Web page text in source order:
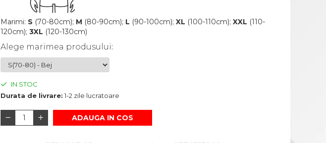
Marimi: S (70-80cm); M (80-90cm); L (90-100cm); XL (100-110cm); XXL (110-
120cm); 3XL (120-130cm)
Alege marimea produsului:
IN STOC
Durata de livrare: 1-2 zile lucratoare
ADAUGA IN COS